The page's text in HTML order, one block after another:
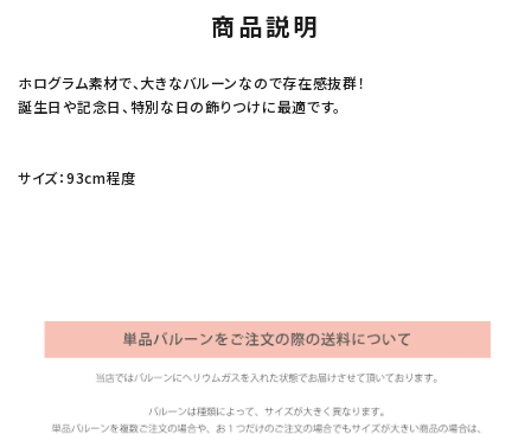
商品説明
ホログラム素材で、大きなバルーンなので存在感抜群！
誕生日や記念日、特別な日の飾りつけに最適です。
サイズ：93cm程度